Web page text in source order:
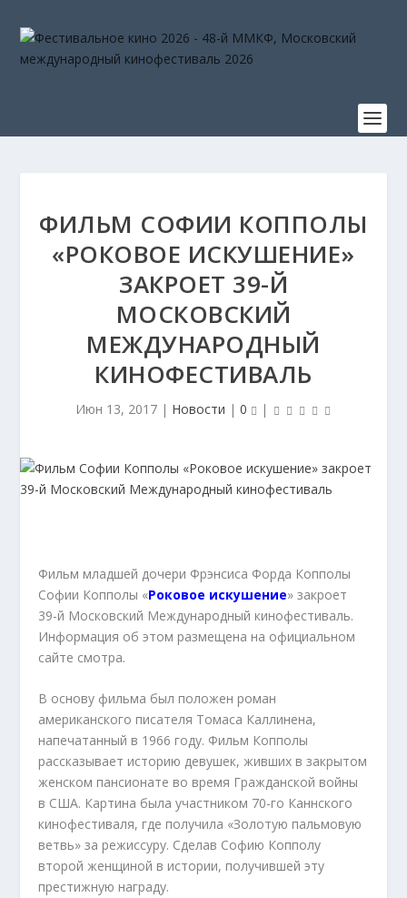
ФИЛЬМ СОФИИ КОППОЛЫ
«РОКОВОЕ ИСКУШЕНИЕ»
ЗАКРОЕТ 39-Й
МОСКОВСКИЙ
МЕЖДУНАРОДНЫЙ
КИНОФЕСТИВАЛЬ
Июн 13, 2017 | Новости | 0 |
Фильм младшей дочери Фрэнсиса Форда Копполы
Софии Копполы «Роковое искушение» закроет
39-й Московский Международный кинофестиваль.
Информация об этом размещена на официальном
сайте смотра.
В основу фильма был положен роман
американского писателя Томаса Каллинена,
напечатанный в 1966 году. Фильм Копполы
рассказывает историю девушек, живших в закрытом
женском пансионате во время Гражданской войны
в США. Картина была участником 70-го Каннского
кинофестиваля, где получила «Золотую пальмовую
ветвь» за режиссуру. Сделав Софию Копполу
второй женщиной в истории, получившей эту
престижную награду.